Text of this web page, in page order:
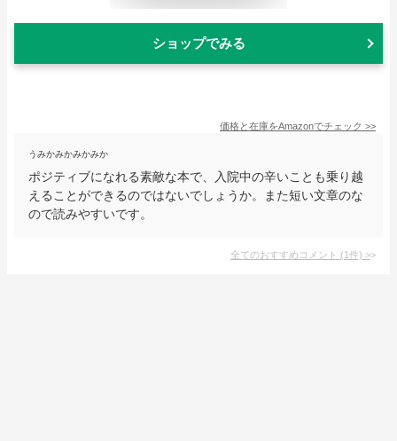
ショップでみる
価格と在庫をAmazonでチェック >>
うみかみかみかみか
ポジティブになれる素敵な本で、入院中の辛いことも乗り越
えることができるのではないでしょうか。また短い文章のな
ので読みやすいです。
全てのおすすめコメント (1件) >